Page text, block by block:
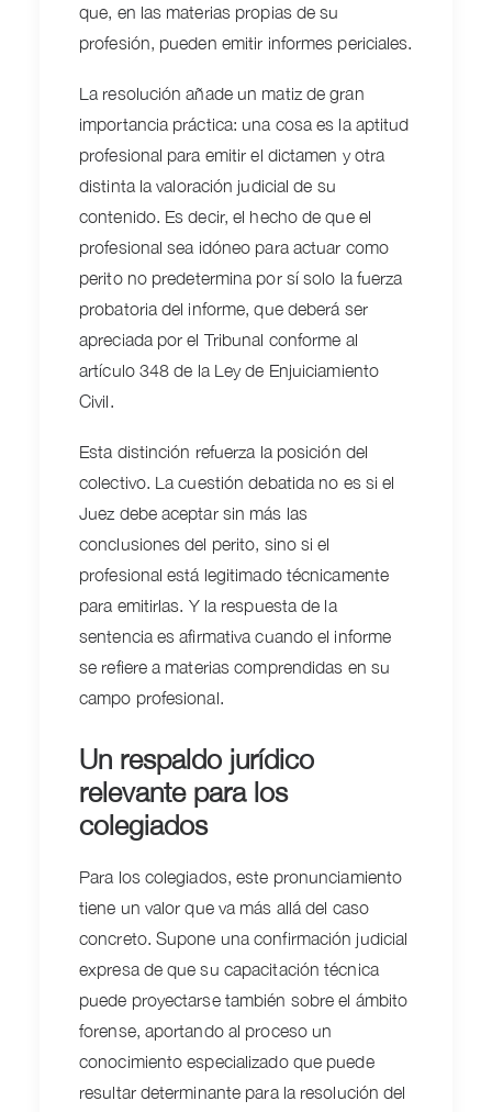
que, en las materias propias de su
profesión, pueden emitir informes periciales.
La resolución añade un matiz de gran
importancia práctica: una cosa es la aptitud
profesional para emitir el dictamen y otra
distinta la valoración judicial de su
contenido. Es decir, el hecho de que el
profesional sea idóneo para actuar como
perito no predetermina por sí solo la fuerza
probatoria del informe, que deberá ser
apreciada por el Tribunal conforme al
artículo 348 de la Ley de Enjuiciamiento
Civil.
Esta distinción refuerza la posición del
colectivo. La cuestión debatida no es si el
Juez debe aceptar sin más las
conclusiones del perito, sino si el
profesional está legitimado técnicamente
para emitirlas. Y la respuesta de la
sentencia es afirmativa cuando el informe
se refiere a materias comprendidas en su
campo profesional.
Un respaldo jurídico
relevante para los
colegiados
Para los colegiados, este pronunciamiento
tiene un valor que va más allá del caso
concreto. Supone una confirmación judicial
expresa de que su capacitación técnica
puede proyectarse también sobre el ámbito
forense, aportando al proceso un
conocimiento especializado que puede
resultar determinante para la resolución del